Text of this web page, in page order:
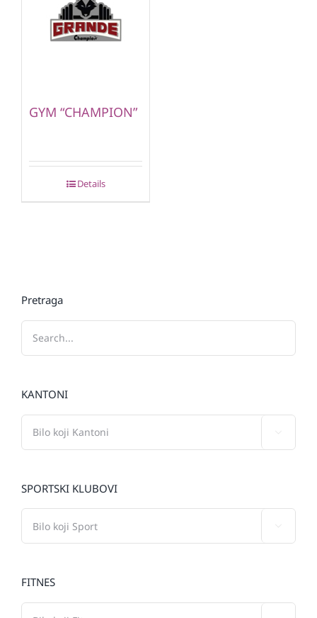
GYM “CHAMPION”
Details
Pretraga
KANTONI
SPORTSKI KLUBOVI
FITNES